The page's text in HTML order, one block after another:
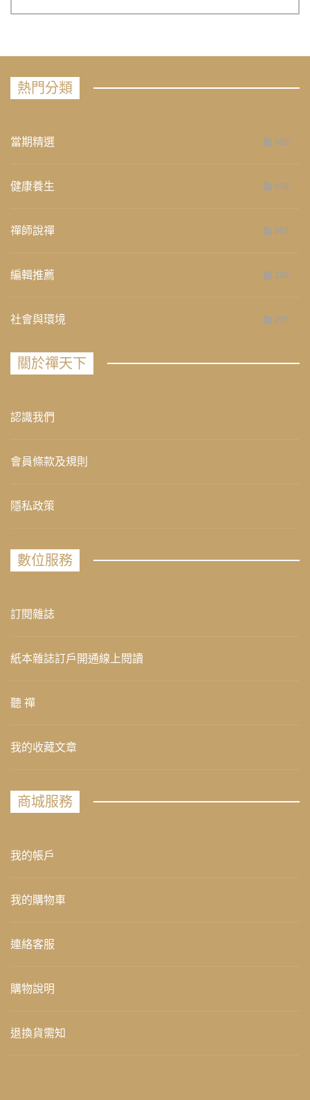
熱門分類
當期精選 658
健康養生 276
禪師說禪 267
編輯推薦 236
社會與環境 235
關於禪天下
認識我們
會員條款及規則
隱私政策
數位服務
訂閱雜誌
紙本雜誌訂戶開通線上閱讀
聽 禪
我的收藏文章
商城服務
我的帳戶
我的購物車
連絡客服
購物說明
退換貨需知